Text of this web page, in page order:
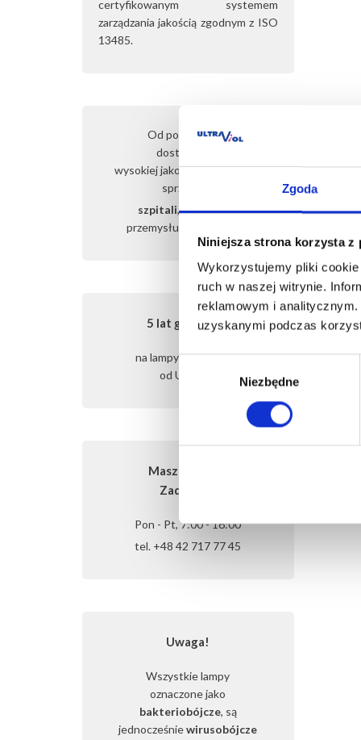
Zgoda
Niniejsza strona korzysta z
Wykorzystujemy pliki
ruch w naszej witrynie.
reklamowym i
uzyskanymi podczas
zgody
Niezbędne
certyfikowanym systemem
zarządzania jakością zgodnym z ISO
13485.
Od ponad 25 lat
dostarczamy
wysokiej jakości i sprawdzony
sprzęt dla:
szpitali, gabinetów,
przemysłu,
5 lat gwarancji
na lampy FOTOVITA
od Ultraviol
Masz pytania?
Zadzwoń!
Pon - Pt, 7:00 - 16:00
tel. +48 42 717 77 45
Uwaga!
Wszystkie lampy
oznaczone jako
bakteriobójcze, są
jednocześniewirusobójcze